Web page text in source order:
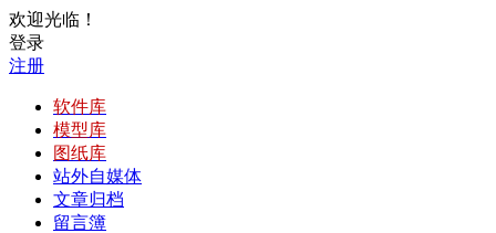
欢迎光临！
登录
注册
软件库
模型库
图纸库
站外自媒体
文章归档
留言簿